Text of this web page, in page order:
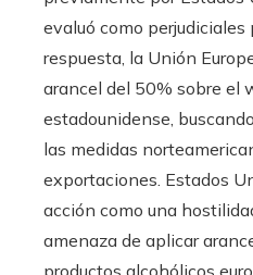
evaluó como perjudiciales
respuesta, la Unión
arancel del 50% sobre el
estadounidense,
las medidas
exportaciones. Estados
acción como una
amenaza de aplicar
productos alcohólicos